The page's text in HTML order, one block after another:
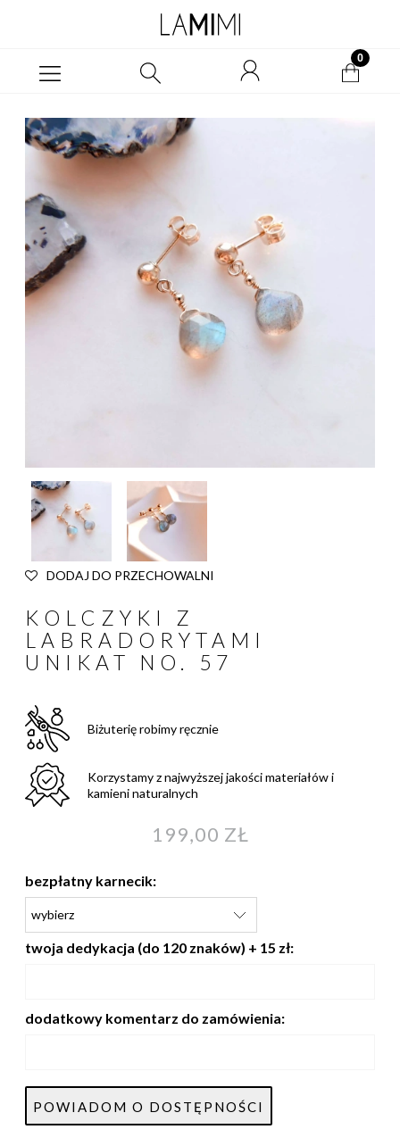
DODAJ DO PRZECHOWALNI
KOLCZYKI Z
LABRADORYTAMI
UNIKAT NO. 57
Biżuterię robimy ręcznie
Korzystamy z najwyższej jakości materiałów i
kamieni naturalnych
199,00 ZŁ
bezpłatny karnecik:
twoja dedykacja (do 120 znaków) + 15 zł:
dodatkowy komentarz do zamówienia:
POWIADOM O DOSTĘPNOŚCI